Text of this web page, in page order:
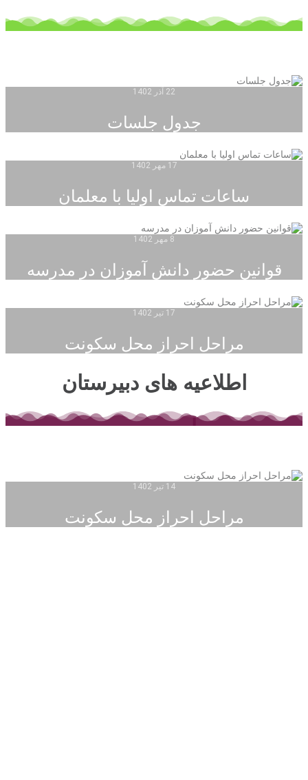
22 آذر 1402
جدول جلسات
17 مهر 1402
ساعات تماس اولیا با معلمان
8 مهر 1402
قوانین حضور دانش آموزان در مدرسه
17 تیر 1402
مراحل احراز محل سکونت
اطلاعیه های دبیرستان
14 تیر 1402
مراحل احراز محل سکونت